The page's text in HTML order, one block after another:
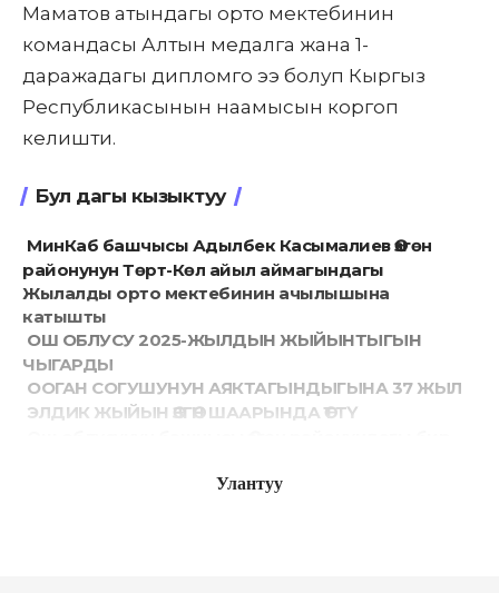
Маматов атындагы орто мектебинин
командасы Алтын медалга жана 1-
даражадагы дипломго ээ болуп Кыргыз
Республикасынын наамысын коргоп
келишти.
Бул дагы кызыктуу
МинКаб башчысы Адылбек Касымалиев Өзгөн
районунун Төрт-Көл айыл аймагындагы
Жылалды орто мектебинин ачылышына
катышты
ОШ ОБЛУСУ 2025-ЖЫЛДЫН ЖЫЙЫНТЫГЫН
ЧЫГАРДЫ
ООГАН СОГУШУНУН АЯКТАГЫНДЫГЫНА 37 ЖЫЛ
ЭЛДИК ЖЫЙЫН ӨЗГӨН ШААРЫНДА ӨТТҮ
ишмердүүлүгү менен таанышты
Улантуу